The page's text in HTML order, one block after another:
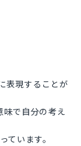
表現することが
で自分の考え
います。